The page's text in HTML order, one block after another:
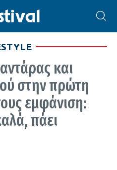
και
στην πρώτη
εμφάνιση:
πάει